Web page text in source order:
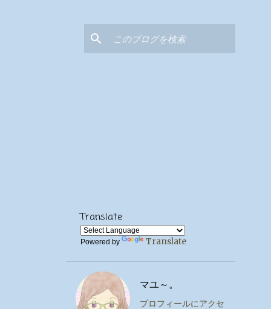
Translate
Powered by Translate
マユ～。
プロフィールにアクセ